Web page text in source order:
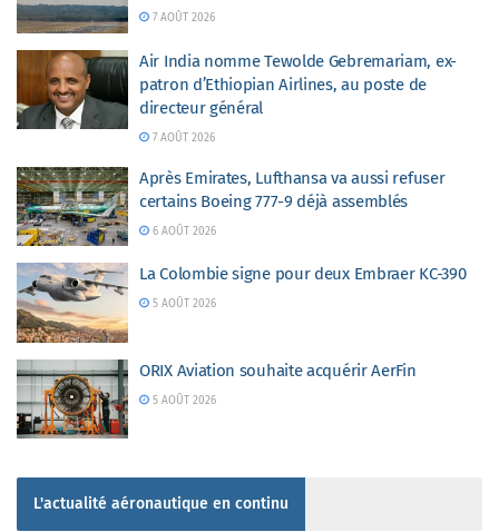
7 AOÛT 2026
Air India nomme Tewolde Gebremariam, ex-
patron d’Ethiopian Airlines, au poste de
directeur général
7 AOÛT 2026
Après Emirates, Lufthansa va aussi refuser
certains Boeing 777-9 déjà assemblés
6 AOÛT 2026
La Colombie signe pour deux Embraer KC-390
5 AOÛT 2026
ORIX Aviation souhaite acquérir AerFin
5 AOÛT 2026
L'actualité aéronautique en continu